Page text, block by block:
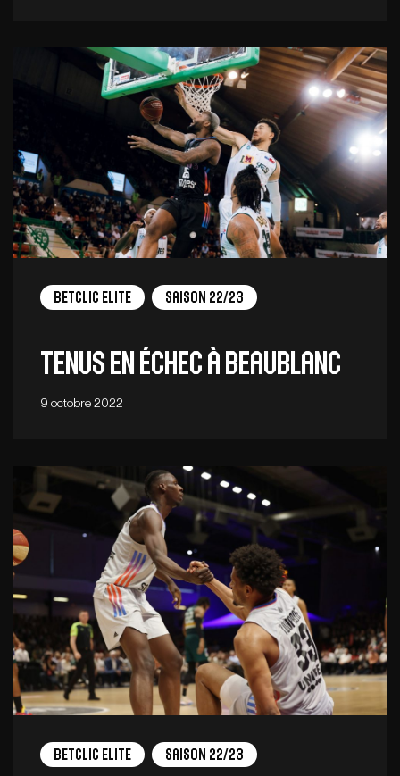
Betclic Elite Saison 22/23
Tenus en échec à Beaublanc
9 octobre 2022
Betclic Elite Saison 22/23